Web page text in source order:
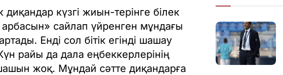
күзгі жиын-терінге білек
сайлап үйренген мұндағы
Енді сол бітік егінді шашау
райы да дала еңбеккерлерінің
жоқ. Мұндай сәтте диқандарға